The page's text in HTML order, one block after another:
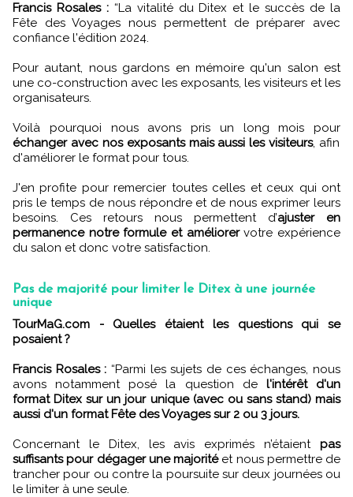
Francis Rosales :“La vitalité du Ditex et le succès de la
Fête des Voyages nous permettent de préparer avec
confiance l'édition 2024.
Pour autant, nous gardons en mémoire qu'un salon est
une co-construction avec les exposants, les visiteurs et les
organisateurs.
Voilà pourquoi nous avons pris un long mois pour
échanger avec nos exposants mais aussi les visiteurs, afin
d'améliorer le format pour tous.
J'en profite pour remercier toutes celles et ceux qui ont
pris le temps de nous répondre et de nous exprimer leurs
besoins. Ces retours nous permettent d’ajuster en
permanence notre formule et améliorervotre expérience
du salon et donc votre satisfaction.
Pas de majorité pour limiter le Ditex à une journée
unique
TourMaG.com - Quelles étaient les questions qui se
posaient ?
Francis Rosales : “Parmi les sujets de ces échanges, nous
avons notamment posé la question del'intérêt d'un
format Ditex sur un jour unique (avec ou sans stand) mais
aussi d'un format Fête des Voyages sur 2 ou 3 jours.
Concernant le Ditex, les avis exprimés n’étaient pas
suffisants pour dégager une majoritéet nous permettre de
trancher pour ou contre la poursuite sur deux journées ou
le limiter à une seule.